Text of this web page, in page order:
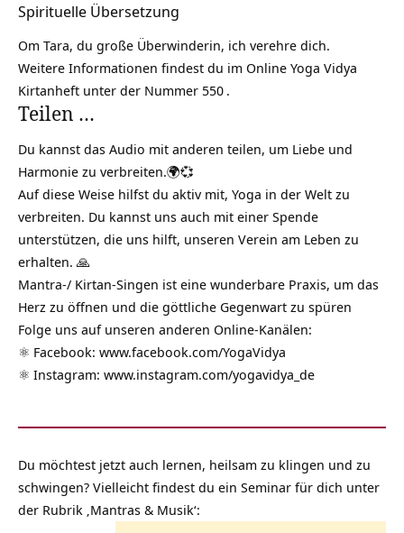
Spirituelle Übersetzung
Om Tara, du große Überwinderin, ich verehre dich.
Weitere Informationen findest du im Online Yoga Vidya
Kirtanheft unter der Nummer 550 .
Teilen …
Du kannst das Audio mit anderen teilen, um Liebe und
Harmonie zu verbreiten.🌍💞
Auf diese Weise hilfst du aktiv mit, Yoga in der Welt zu
verbreiten. Du kannst uns auch mit einer Spende
unterstützen, die uns hilft, unseren Verein am Leben zu
erhalten. 🙏
Mantra-/ Kirtan-Singen ist eine wunderbare Praxis, um das
Herz zu öffnen und die göttliche Gegenwart zu spüren
Folge uns auf unseren anderen Online-Kanälen:
⚛️ Facebook: www.facebook.com/YogaVidya
⚛️ Instagram: www.instagram.com/yogavidya_de
Du möchtest jetzt auch lernen, heilsam zu klingen und zu
schwingen? Vielleicht findest du ein Seminar für dich unter
der Rubrik ‚Mantras & Musik‘: